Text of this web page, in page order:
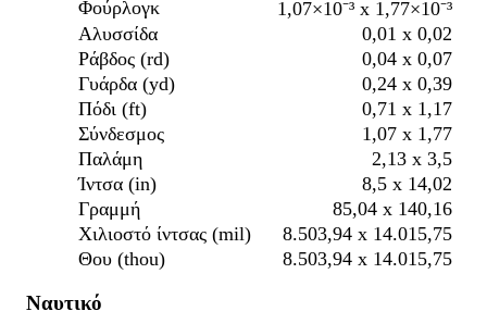
Φούρλογκ
1,07×10⁻³ x 1,77×10⁻³
Αλυσσίδα
0,01 x 0,02
Ράβδος (rd)
0,04 x 0,07
Γυάρδα (yd)
0,24 x 0,39
Πόδι (ft)
0,71 x 1,17
Σύνδεσμος
1,07 x 1,77
Παλάμη
2,13 x 3,5
Ίντσα (in)
8,5 x 14,02
Γραμμή
85,04 x 140,16
Χιλιοστό ίντσας (mil)
8.503,94 x 14.015,75
Θου (thou)
8.503,94 x 14.015,75
Ναυτικό